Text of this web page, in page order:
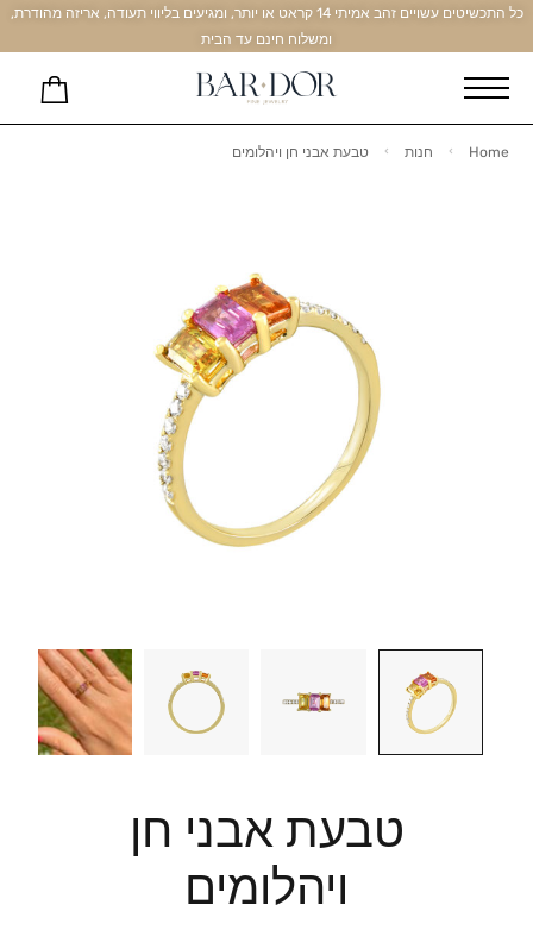
כל התכשיטים עשויים זהב אמיתי 14 קראט או יותר, ומגיעים בליווי תעודה, אריזה מהודרת,
ומשלוח חינם עד הבית
Home חנות טבעת אבני חן ויהלומים
טבעת אבני חן
ויהלומים